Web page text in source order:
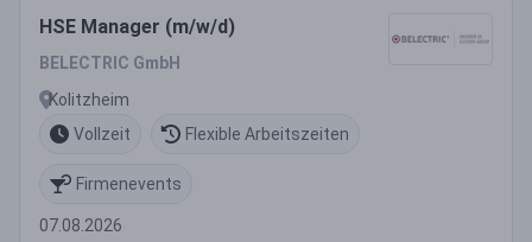
HSE Manager (m/w/d)
BELECTRIC GmbH
Kolitzheim
Vollzeit
Flexible Arbeitszeiten
Firmenevents
07.08.2026